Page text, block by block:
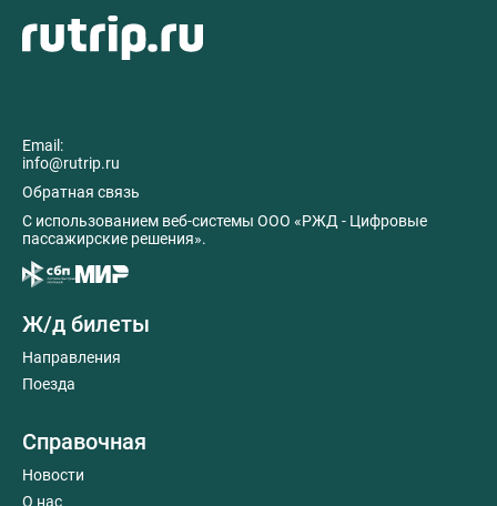
Email:
info@rutrip.ru
Обратная связь
C использованием веб-системы ООО «РЖД - Цифровые
пассажирские решения».
Ж/д билеты
Направления
Поезда
Справочная
Новости
О нас